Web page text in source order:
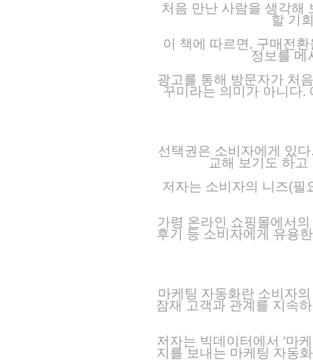
처음 만난 사람을 생각해
할 기
이 책에 따르면, 구매전
정보를 메
광고를 통해 방문자가 처
꾸미라는 의미가 아니다.
선택권은 소비자에게 있
교해 보기도 하
저자는 소비자의 니즈(필
가령 온라인 쇼핑몰에서
후기 등 소비자에게 유용
마케팅 자동화란 소비자
잠재 고객과 관계를 지속
저자는 빅데이터에서 ‘마
지를 보내는 마케팅 자동